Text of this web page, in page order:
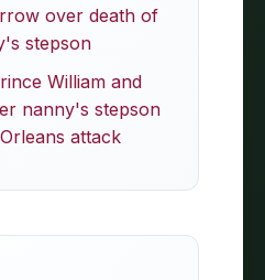
over death of
stepson
William and
nanny's stepson
attack